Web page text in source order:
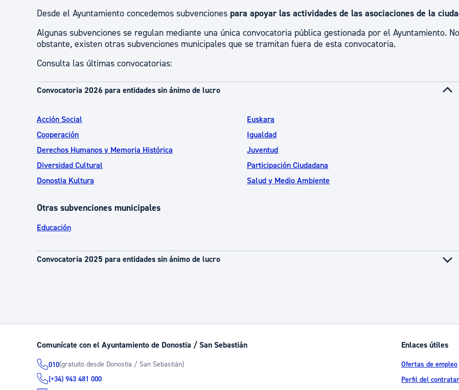
Desde el Ayuntamiento concedemos subvenciones para apoyar las actividades de las asociaciones de la
Algunas subvenciones se regulan mediante una única convocatoria pública gestionada por el Ayuntamiento. No
obstante, existen otras subvenciones municipales que se tramitan fuera de esta convocatoria.
Consulta las últimas convocatorias:
Convocatoria 2026 para entidades sin ánimo de lucro
Acción Social
Cooperación
Derechos Humanos y Memoria Histórica
Diversidad Cultural
Donostia Kultura
Euskara
Igualdad
Juventud
Participación Ciudadana
Salud y Medio Ambiente
Otras subvenciones municipales
Educación
Convocatoria 2025 para entidades sin ánimo de lucro
Comunícate con el Ayuntamiento de Donostia / San Sebastián
010(gratuito desde Donostia / San Sebastián)
(+34) 943 481 000
Enlaces útiles
Ofertas de empleo
Perfil del